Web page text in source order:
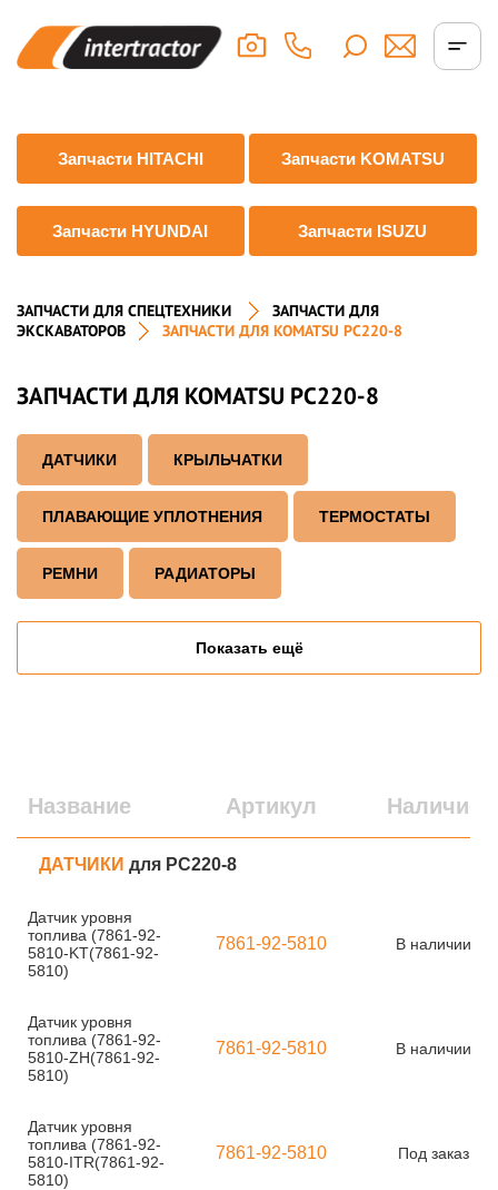
Запчасти HITACHI Запчасти KOMATSU
Запчасти HYUNDAI Запчасти ISUZU
ЗАПЧАСТИ ДЛЯ СПЕЦТЕХНИКИ
ЗАПЧАСТИ ДЛЯ
ЭКСКАВАТОРОВ
ЗАПЧАСТИ ДЛЯ KOMATSU PC220-8
ЗАПЧАСТИ ДЛЯ KOMATSU PC220-8
ДАТЧИКИ КРЫЛЬЧАТКИ
ПЛАВАЮЩИЕ УПЛОТНЕНИЯ ТЕРМОСТАТЫ
РЕМНИ РАДИАТОРЫ
Показать ещё
Название Артикул Наличие
ДАТЧИКИ для PC220-8
Датчик уровня
топлива (7861-92-
5810-KT(7861-92-
5810)
7861-92-5810 В наличии
Датчик уровня
топлива (7861-92-
5810-ZH(7861-92-
5810)
7861-92-5810 В наличии
Датчик уровня
топлива (7861-92-
5810-ITR(7861-92-
5810)
7861-92-5810 Под заказ